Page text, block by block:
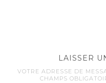
LAISSER
VOTRE ADRESSE DE
CHAMPS